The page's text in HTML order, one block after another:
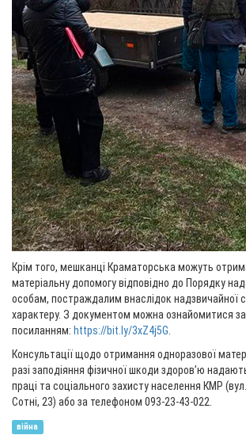
Крім того, мешканці Краматорська можуть
матеріальну допомогу відповідно до Порядку
особам, постраждалим внаслідок надзвичайної
характеру. З документом можна ознайомитися за
посиланням: https://bit.ly/3xZ4j5G
Консультації щодо отримання одноразової
разі заподіяння фізичної шкоди здоров’ю
праці та соціального захисту населення КМР
Сотні, 23) або за телефоном 093-23-43-022.
війна